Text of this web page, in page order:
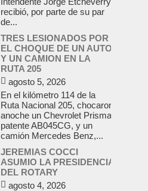
recibió, por parte de su par
de...
TRES LESIONADOS POR
EL CHOQUE DE UN AUTO
Y UN CAMION EN LA
RUTA 205
agosto 5, 2026
En el kilómetro 114 de la
Ruta Nacional 205, chocaron
anoche un Chevrolet Prisma,
patente AB045CG, y un
camión Mercedes Benz,...
JEREMIAS COCCI
ASUMIO LA PRESIDENCIA
DEL ROTARY
agosto 4, 2026